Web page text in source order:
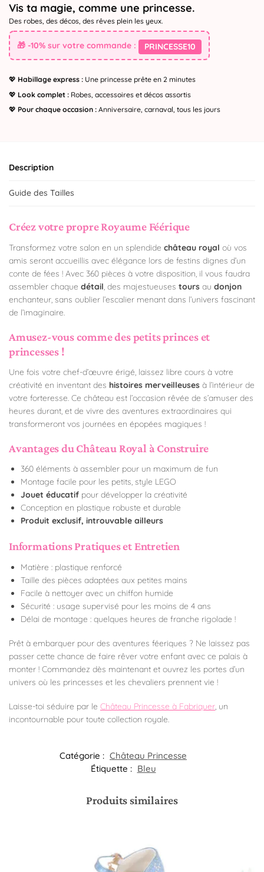
Vis ta magie, comme une princesse.
Des robes, des décos, des rêves plein les yeux.
🎁 -10% sur votre commande : PRINCESSE10
💖 Habillage express : Une princesse prête en 2 minutes
💖 Look complet : Robes, accessoires et décos assortis
💖 Pour chaque occasion : Anniversaire, carnaval, tous les jours
Description
Guide des Tailles
Créez votre propre Royaume Féérique
Transformez votre salon en un splendide château royal où vos
amis seront accueillis avec élégance lors de festins dignes d’un
conte de fées ! Avec 360 pièces à votre disposition, il vous faudra
assembler chaque détail , des majestueuses tours au donjon
enchanteur, sans oublier l’escalier menant dans l’univers fascinant
de l’imaginaire.
Amusez-vous comme des petits princes et
princesses !
Une fois votre chef-d’œuvre érigé, laissez libre cours à votre
créativité en inventant des histoires merveilleuses à l’intérieur de
votre forteresse. Ce château est l’occasion rêvée de s’amuser des
heures durant, et de vivre des aventures extraordinaires qui
transformeront vos journées en épopées magiques !
Avantages du Château Royal à Construire
360 éléments à assembler pour un maximum de fun
Montage facile pour les petits, style LEGO
Jouet éducatif pour développer la créativité
Conception en plastique robuste et durable
Produit exclusif, introuvable ailleurs
Informations Pratiques et Entretien
Matière : plastique renforcé
Taille des pièces adaptées aux petites mains
Facile à nettoyer avec un chiffon humide
Sécurité : usage supervisé pour les moins de 4 ans
Délai de montage : quelques heures de franche rigolade !
Prêt à embarquer pour des aventures féeriques ? Ne laissez pas
passer cette chance de faire rêver votre enfant avec ce palais à
monter ! Commandez dès maintenant et ouvrez les portes d’un
univers où les princesses et les chevaliers prennent vie !
Laisse-toi séduire par le Château Princesse à Fabriquer , un
incontournable pour toute collection royale.
Catégorie : Château Princesse
Étiquette : Bleu
Produits similaires